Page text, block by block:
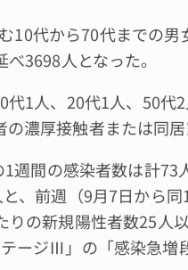
10代から70代までの
3698人となった。
1人、20代1人、50代
濃厚接触者または同居
週間の感染者数は計73
、前週（9月7日から
りの新規陽性者数25人
ージⅢ」の「感染急増